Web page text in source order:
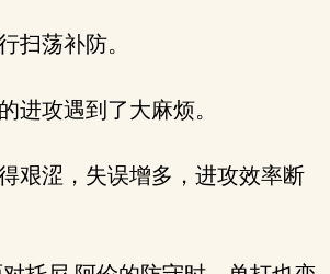
扫荡补防。
进攻遇到了大麻烦。
艰涩，失误增多，进攻效率断